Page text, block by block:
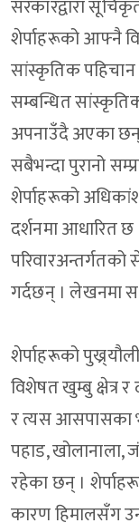
सरकारद्वारा
शेर्पाहरूको आफ्नै
सांस्कृतिक
सम्बन्धित
अपनाउँदै अएका छन्
सबैभन्दा पुरानो
शेर्पाहरूको
दर्शनमा आधारित छ
परिवारअन्तर्गतको
गर्दछन् । लेखनमा
शेर्पाहरूको
विशेषत खुम्बु क्षेत्र
र त्यस आसपासका
पहाड, खोलानाला,
रहेका छन् ।
कारण हिमालसँग